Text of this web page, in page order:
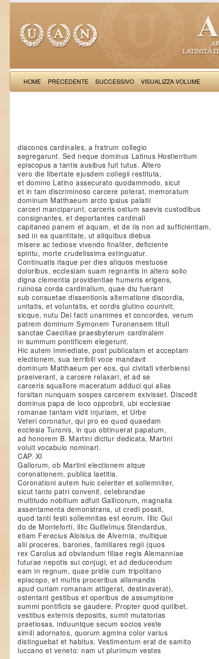
HOME PRECEDENTE SUCCESSIVO VISUALIZZA VOLUME
diaconos cardinales, a fratrum collegio
segregarunt. Sed neque dominus Latinus Hostientium
episcopus a tantis ausibus fuit tutus. Altero
vero die libertate ejusdem collegii restituta,
et domino Latino assecurato quodammodo, sicut
et in tam discriminoso carcere poterat, memoratum
dominum Matthaeum arcto ipsius palatii
carceri manciparunt, carceris ostium saevis custodibus
consignantes, et deportantes cardinali
capitaneo panem et aquam, et de iis non ad sufficientiam,
sed in ea quantitate, ut aliquibus diebus
misere ac tediose vivendo finaliter, deficiente
spiritu, morte crudelissima extinguatur.
Continuatis itaque per dies aliquos mestuose
doloribus, ecclesiam suam regnantis in altero solio
digna clementia providentiae humeris erigens,
ruinosa corda cardinalium, quae diu fuerant
sub consuetae dissentionis alternatione discordia,
unitatis, et voluntatis, et cordis glutino counivit;
sicque, nutu Dei facti unanimes et concordes, verum
patrem dominum Symonem Turonensem tituli
sanctae Caeciliae praesbyterum cardinalem
in summum pontificem elegerunt.
Hic autem immediate, post publicatam et acceptam
electionem, sua terribili voce mandavit
dominum Matthaeum per eos, qui civitati viterbiensi
praeiverant, a carcere relaxari, et ad se
carceris squallore maceratum adduci qui alias
forsitan nunquam sospes carcerem exivisset. Discedit
dominus papa de loco opprobrii, ubi ecclesiae
romanae tantam vidit injuriam, et Urbe
Veteri coronatur, qui pro eo quod quaedam
ecclesia Turonis, in quo obtinuerat papatum,
ad honorem B. Martini dicitur dedicata, Martini
voluit vocabulo nominari.
CAP. XI
Gallorum, ob Martini electionem atque
coronationem, publica laetitia.
Coronationi autem huic celeriter et sollemniter,
sicut tanto patri convenit, celebrandae
multitudo nobilium adfuit Gallicorum, magnalia
assentamenta demonstrans, ut credi possit,
quod tanti festi sollemnitas est eorum. Illic Gui
do de Monteforti, illic Guillelmus Stendardus,
etiam Ferecius Aloisius de Alvernia, multique
alii proceres, barones, familiares regii (quos
rex Carolus ad obviandum filiae regis Alemanniae
futurae nepotis sui conjugi, et ad deducendum
eam in regnum, quae pridie cum tripolitano
episcopo, et multis proceribus allamandis
apud curiam romanam attigerat, destinaverat),
ostentant gestibus et operibus de assumptione
summi pontificis se gaudere. Propter quod quilibet,
vestibus externis depositis, sumit mutatorias
praetiosas, induuntque secum socios veste
simili adornatos, quorum agmina color varius
distinguebat et habitus. Vestimentum erat de samito
luccano et veneto: nam ut plurimum vestes